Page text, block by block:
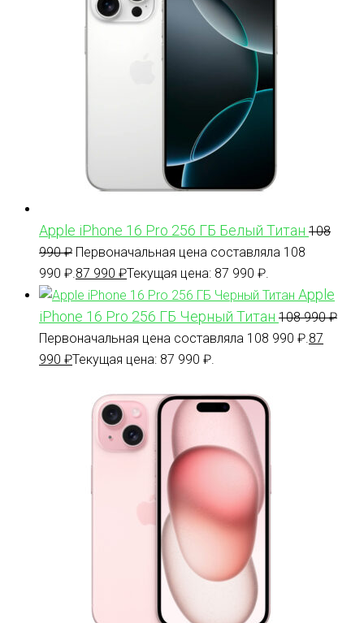
Apple iPhone 16 Pro 256 ГБ Белый Титан 108
990₽ Первоначальная цена составляла 108
990 ₽. 87 990 ₽Текущая цена: 87 990 ₽.
Apple
iPhone 16 Pro 256 ГБ Черный Титан 108 990₽
Первоначальная цена составляла 108 990 ₽. 87
990 ₽Текущая цена: 87 990 ₽.